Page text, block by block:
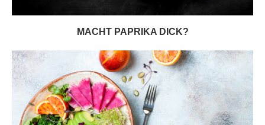
MACHT PAPRIKA DICK?